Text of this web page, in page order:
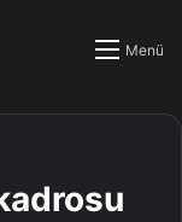
Menü